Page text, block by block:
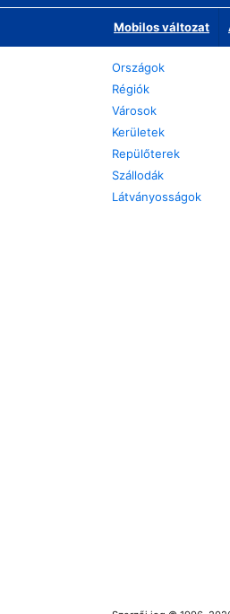
Mobilos változat
Országok
Régiók
Városok
Kerületek
Repülőterek
Szállodák
Látványosságok